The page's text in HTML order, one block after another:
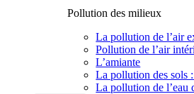
Pollution des milieux
La pollution de l’air
Pollution de l’air
L’amiante
La pollution des sols
La pollution de l’eau